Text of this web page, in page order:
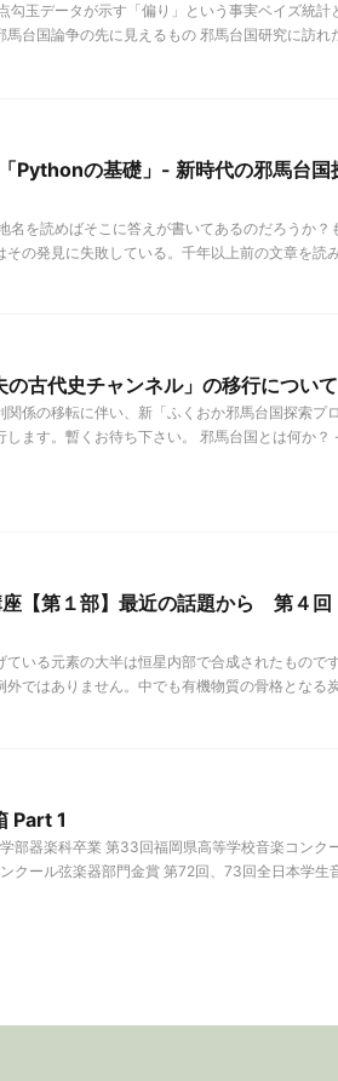
勾玉データが示す「偏り」という事実ベイズ統計
台国論争の先に見えるもの 邪馬台国研究に訪れ
Pythonの基礎」- 新時代の邪馬台国
名を読めばそこに答えが書いてあるのだろうか？
の発見に失敗している。千年以上前の文章を読
古代史チャンネル」の移行について
関係の移転に伴い、新「ふくおか邪馬台国探索プ
ます。暫くお待ち下さい。 邪馬台国とは何か？
座【第１部】最近の話題から 第４
いる元素の大半は恒星内部で合成されたもので
ではありません。中でも有機物質の骨格となる
Part 1
部器楽科卒業 第33回福岡県高等学校音楽コンク
クール弦楽器部門金賞 第72回、73回全日本学生